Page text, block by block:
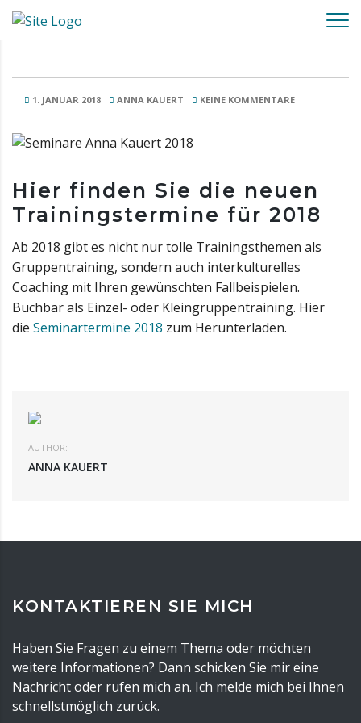
1. JANUAR 2018 ANNA KAUERT KEINE KOMMENTARE
Hier finden Sie die neuen
Trainingstermine für 2018
Ab 2018 gibt es nicht nur tolle Trainingsthemen als
Gruppentraining, sondern auch interkulturelles
Coaching mit Ihren gewünschten Fallbeispielen.
Buchbar als Einzel- oder Kleingruppentraining. Hier
die Seminartermine 2018 zum Herunterladen.
AUTHOR:
ANNA KAUERT
KONTAKTIEREN SIE MICH
Haben Sie Fragen zu einem Thema oder möchten
weitere Informationen? Dann schicken Sie mir eine
Nachricht oder rufen mich an. Ich melde mich bei Ihnen
schnellstmöglich zurück.